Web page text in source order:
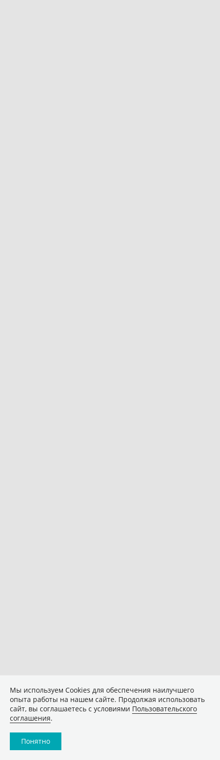
Мы используем Сookies для обеспечения наилучшего
опыта работы на нашем сайте. Продолжая использовать
сайт, вы соглашаетесь с условиями Пользовательского
соглашения.
Понятно